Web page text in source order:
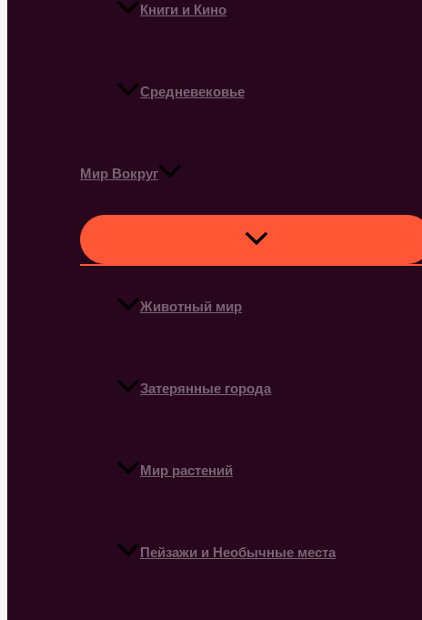
Книги и Кино
Средневековье
Мир Вокруг
Животный мир
Затерянные города
Мир растений
Пейзажи и Необычные места